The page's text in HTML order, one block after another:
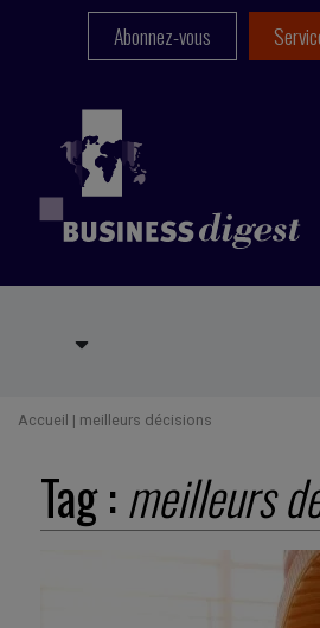
Abonnez-vous
Accueil | meilleurs décisions
Tag :meilleurs